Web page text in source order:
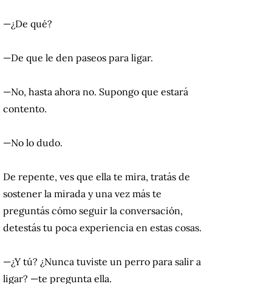
—¿De qué?
—De que le den paseos para ligar.
—No, hasta ahora no. Supongo que estará
contento.
—No lo dudo.
De repente, ves que ella te mira, tratás de
sostener la mirada y una vez más te
preguntás cómo seguir la conversación,
detestás tu poca experiencia en estas cosas.
—¿Y tú? ¿Nunca tuviste un perro para salir a
ligar? —te pregunta ella.